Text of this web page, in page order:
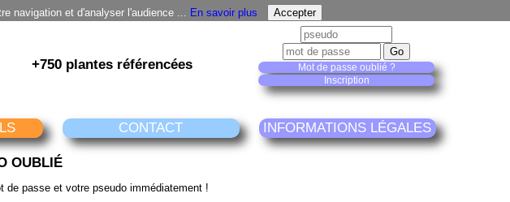
navigation et d'analyser l'audience ... En savoir plus
+750 plantes référencées
Mot de passe oublié ?
Inscription
CONTACT INFORMATIONS LÉGALES
OUBLIÉ
passe et votre pseudo immédiatement !